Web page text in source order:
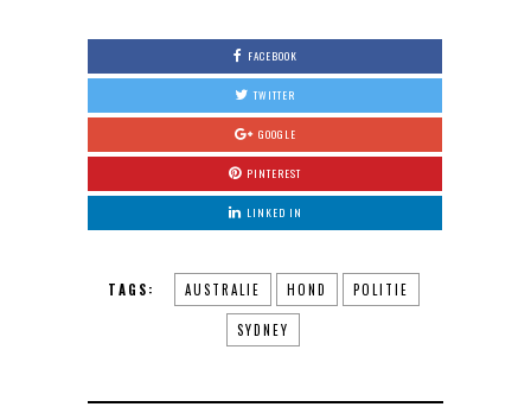
FACEBOOK
TWITTER
GOOGLE
PINTEREST
LINKED IN
TAGS: AUSTRALIE HOND POLITIE
SYDNEY